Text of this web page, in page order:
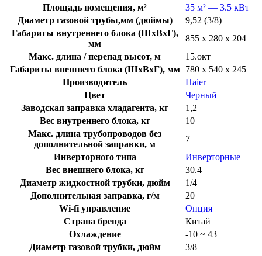
Площадь помещения, м²
35 м² — 3.5 кВт
Диаметр газовой трубы,мм (дюймы)
9,52 (3/8)
Габариты внутреннего блока (ШхВхГ),
мм
855 х 280 х 204
Макс. длина / перепад высот, м
15.окт
Габариты внешнего блока (ШхВхГ), мм
780 х 540 х 245
Производитель
Haier
Цвет
Черный
Заводская заправка хладагента, кг
1,2
Вес внутреннего блока, кг
10
Макс. длина трубопроводов без
дополнительной заправки, м
7
Инверторного типа
Инверторные
Вес внешнего блока, кг
30.4
Диаметр жидкостной трубки, дюйм
1/4
Дополнительная заправка, г/м
20
Wi-fi управление
Опция
Страна бренда
Китай
Охлаждение
-10 ~ 43
Диаметр газовой трубки, дюйм
3/8